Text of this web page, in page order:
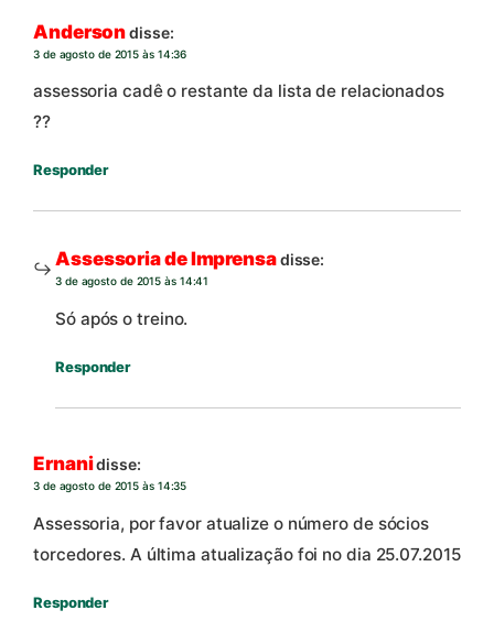
Andersondisse:
3 de agosto de 2015 às 14:36
assessoria cadê o restante da lista de relacionados
??
Responder
Assessoria de Imprensadisse:
3 de agosto de 2015 às 14:41
Só após o treino.
Responder
Ernanidisse:
3 de agosto de 2015 às 14:35
Assessoria, por favor atualize o número de sócios
torcedores. A última atualização foi no dia 25.07.2015
Responder